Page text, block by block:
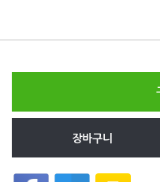
장바구니